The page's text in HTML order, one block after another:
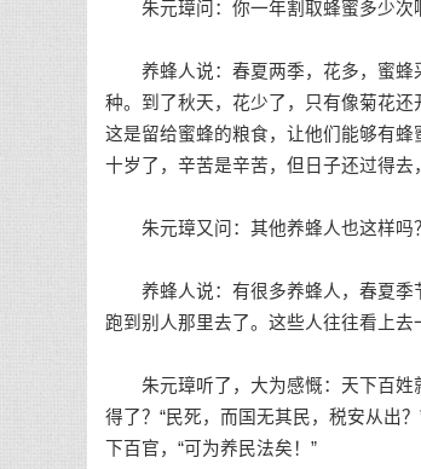
朱元璋问：你一年割取蜂蜜多少次
养蜂人说：春夏两季，花多，蜜蜂
种。到了秋天，花少了，只有像菊花还
这是留给蜜蜂的粮食，让他们能够有
十岁了，辛苦是辛苦，但日子还过得去
朱元璋又问：其他养蜂人也这样吗？
养蜂人说：有很多养蜂人，春夏季
跑到别人那里去了。这些人往往看上
朱元璋听了，大为感慨：天下百姓
得了？“民死，而国无其民，税安从出
下百官，“可为养民法矣！”